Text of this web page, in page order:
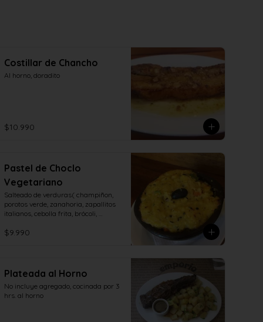
Costillar de Chancho
Al horno, doradito
$10.990
Pastel de Choclo
Vegetariano
Salteado de verduras( champiñon,
porotos verde, zanahoria, zapallitos
italianos, cebolla frita, brócoli,
$9.990
Plateada al Horno
No incluye agregado, cocinada por 3
hrs. al horno